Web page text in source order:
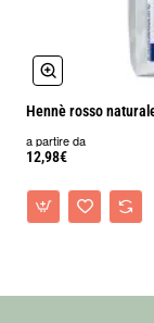
Hennè rosso
a partire da
12,98€